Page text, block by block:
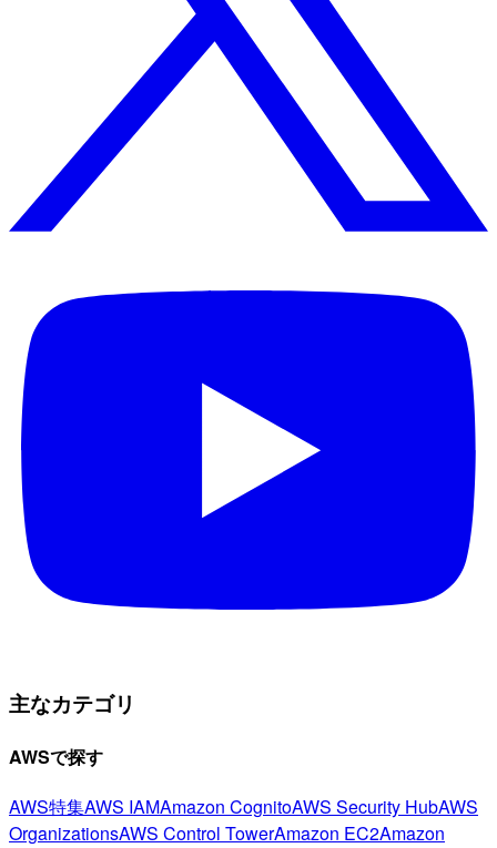
主なカテゴリ
AWSで探す
AWS特集AWS IAMAmazon CognitoAWS Security HubAWS
OrganizationsAWS Control TowerAmazon EC2Amazon